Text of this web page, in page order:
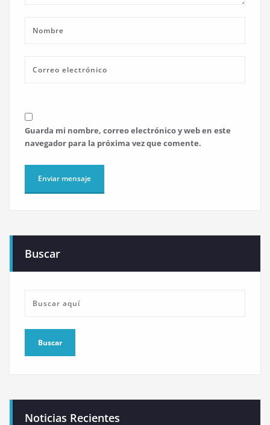
Guarda mi nombre, correo electrónico y web en este
navegador para la próxima vez que comente.
Buscar
Noticias Recientes